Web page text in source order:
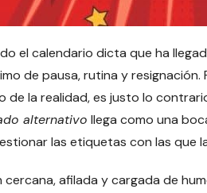
el calendario dicta que ha
de pausa, rutina y
de la realidad, es justo lo
alternativo llega como una
las etiquetas con las que
cercana, afilada y cargada de